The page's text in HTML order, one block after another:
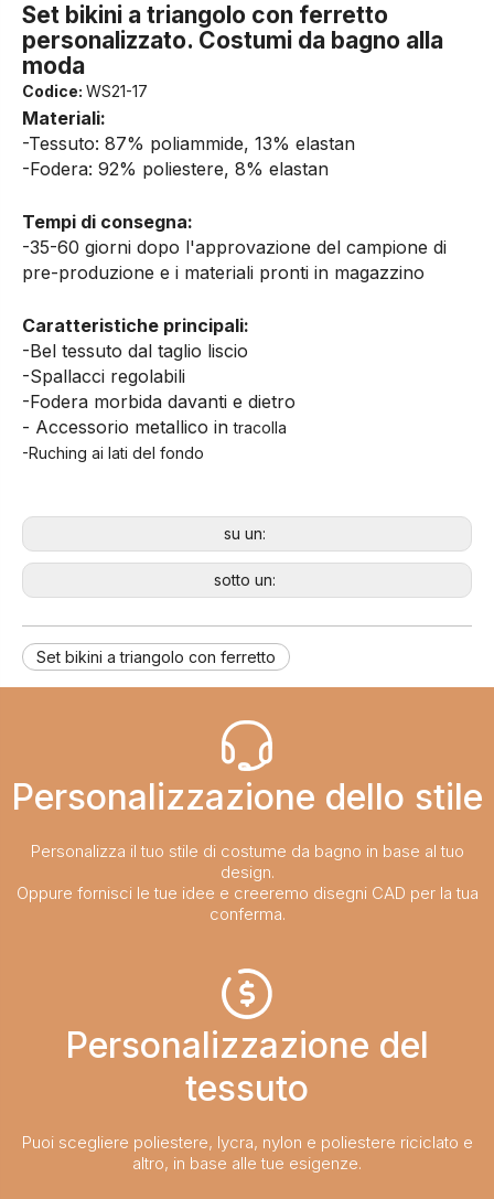
Set bikini a triangolo con ferretto
personalizzato. Costumi da bagno alla
moda
Codice: WS21-17
Materiali:
-Tessuto: 87% poliammide, 13% elastan
-Fodera: 92% poliestere, 8% elastan
Tempi di consegna:
-35-60 giorni dopo l'approvazione del campione di
pre-produzione e i materiali pronti in magazzino
Caratteristiche principali:
-Bel tessuto dal taglio liscio
-Spallacci regolabili
-Fodera morbida davanti e dietro
- Accessorio metallico intracolla
-Ruching ai lati del fondo
su un:
sotto un:
Set bikini a triangolo con ferretto
Personalizzazione dello stile​​​​​​​
Personalizza il tuo stile di costume da bagno in base al tuo
design.
Oppure fornisci le tue idee e creeremo disegni CAD per la tua
conferma.
Personalizzazione del
tessuto​​​​​​​
Puoi scegliere poliestere, lycra, nylon e poliestere riciclato e
altro, in base alle tue esigenze.